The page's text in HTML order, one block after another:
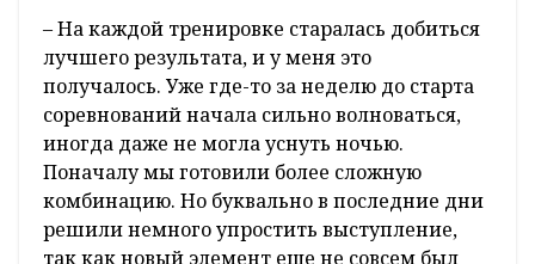
– На каждой тренировке старалась добиться
лучшего результата, и у меня это
получалось. Уже где-то за неделю до старта
соревнований начала сильно волноваться,
иногда даже не могла уснуть ночью.
Поначалу мы готовили более сложную
комбинацию. Но буквально в последние дни
решили немного упростить выступление,
так как новый элемент еще не совсем был